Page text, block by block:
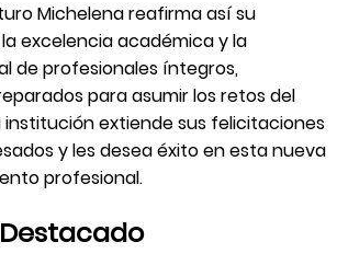
Michelena reafirma así su
excelencia académica y la
de profesionales íntegros,
para asumir los retos del
institución extiende sus felicitaciones
y les desea éxito en esta nueva
profesional.